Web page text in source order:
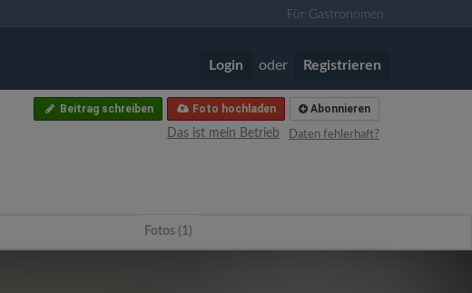
Für Gastronomen
Login oder Registrieren
Abonnieren
Foto hochladen
Beitrag schreiben
Daten fehlerhaft?
Das ist mein Betrieb
Fotos (1)